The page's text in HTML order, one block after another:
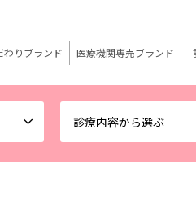
診療内容から選ぶ
わりブランド 医療機関専売ブランド